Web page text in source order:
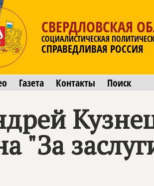
СВЕРДЛОВСКАЯ
СОЦИАЛИСТИЧЕСКАЯ
СПРАВЕДЛИВАЯ РОССИЯ
Газета Контакты Поиск
"За